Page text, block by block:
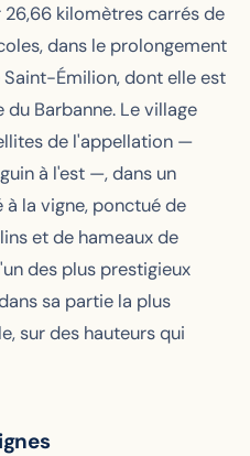
26,66 kilomètres carrés de
dans le prolongement
Émilion, dont elle est
Barbanne. Le village
de l'appellation —
à l'est —, dans un
la vigne, ponctué de
et de hameaux de
des plus prestigieux
sa partie la plus
sur des hauteurs qui